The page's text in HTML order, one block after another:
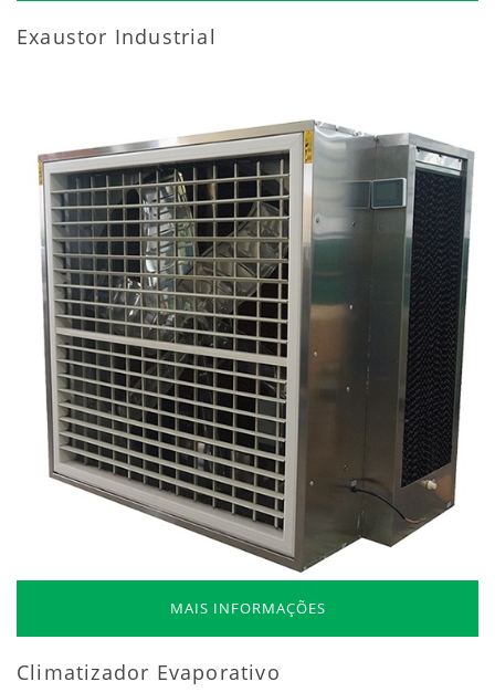
Exaustor Industrial
MAIS INFORMAÇÕES
Climatizador Evaporativo